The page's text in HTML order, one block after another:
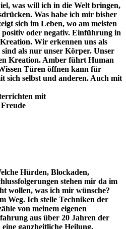
was will ich in die Welt bringen,
Was habe ich mir bisher
sich im Leben, wo am meisten
oder negativ. Einführung in
Wir erkennen uns als
sind als nur unser Körper. Unser
Kreation. Amber führt Human
Türen öffnen kann für
sich selbst und anderen. Auch mit
Hürden, Blockaden,
stehen mir da im
wollen, was ich mir wünsche?
Weg. Ich stelle Techniken der
von meinem eigenen
aus über 20 Jahren der
ganzheitliche Heilung.